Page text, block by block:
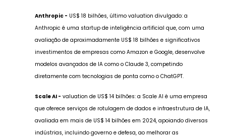
Anthropic - US$ 18 bilhões, último valuation divulgado: a
Anthropic é uma startup de inteligência artificial que, com uma
avaliação de aproximadamente US$ 18 bilhões e significativos
investimentos de empresas como Amazon e Google, desenvolve
modelos avançados de IA como o Claude 3, competindo
diretamente com tecnologias de ponta como o ChatGPT​.
Scale AI - valuation de US$ 14 bilhões: a Scale AI é uma empresa
que oferece serviços de rotulagem de dados e infraestrutura de IA,
avaliada em mais de US$ 14 bilhões em 2024, apoiando diversas
indústrias, incluindo governo e defesa, ao melhorar as